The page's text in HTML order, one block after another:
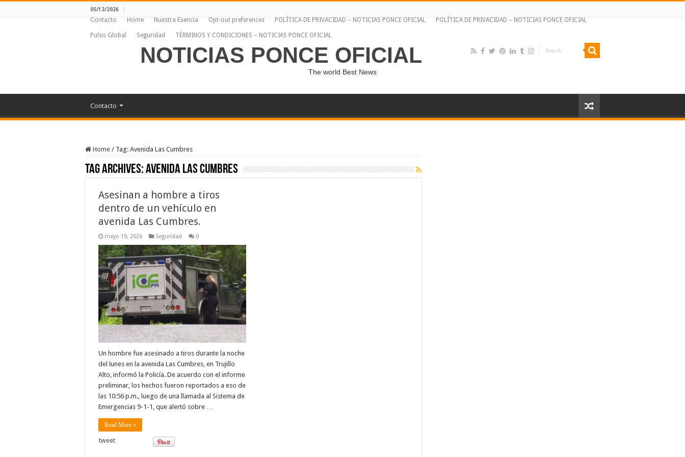
05/12/2026
Contacto Home Nuestra Esencia Opt-out preferences POLÍTICA DE PRIVACIDAD – NOTICIAS PONCE OFICIAL POLÍTICA DE PRIVACIDAD – NOTICIAS PONCE OFICIAL
Pulso Global Seguridad TÉRMINOS Y CONDICIONES – NOTICIAS PONCE OFICIAL
NOTICIAS PONCE OFICIAL
The world Best News
Contacto
Home / Tag: Avenida Las Cumbres
Tag Archives:Avenida Las Cumbres
Asesinan a hombre a tiros
dentro de un vehículo en
avenida Las Cumbres.
mayo 19, 2026 Seguridad 0
Un hombre fue asesinado a tiros durante la noche
del lunes en la avenida Las Cumbres, en Trujillo
Alto, informó la Policía. De acuerdo con el informe
preliminar, los hechos fueron reportados a eso de
las 10:56 p.m., luego de una llamada al Sistema de
Emergencias 9-1-1, que alertó sobre …
Read More »
tweet